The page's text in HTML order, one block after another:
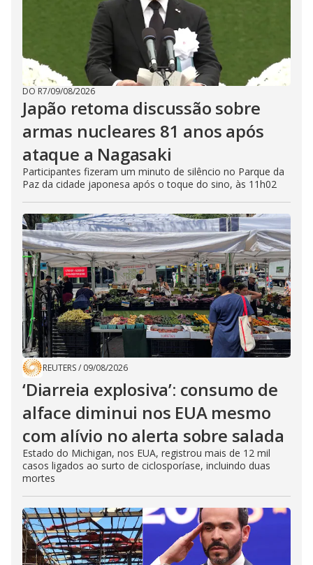
DO R7/09/08/2026
Japão retoma discussão sobre
armas nucleares 81 anos após
ataque a Nagasaki
Participantes fizeram um minuto de silêncio no Parque da
Paz da cidade japonesa após o toque do sino, às 11h02
REUTERS/ 09/08/2026
‘Diarreia explosiva’: consumo de
alface diminui nos EUA mesmo
com alívio no alerta sobre salada
Estado do Michigan, nos EUA, registrou mais de 12 mil
casos ligados ao surto de ciclosporíase, incluindo duas
mortes